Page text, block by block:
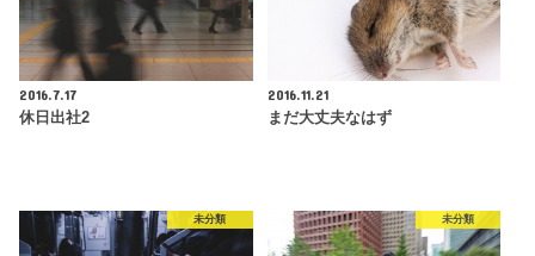
2016.7.17
休日出社2
2016.11.21
まだ大丈夫なはず
未分類 未分類